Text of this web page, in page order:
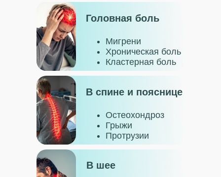
Остеохондроз
Грыжи
Протрузии
Мигрени
Хроническая боль
Кластерная боль
В шее
Головная боль
В спине и пояснице